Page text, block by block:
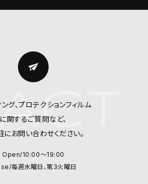
グ、プロテクションフィルム
に関するご質問など、
にお問い合わせください。
Open/10:00～19:00
毎週水曜日、第3火曜日